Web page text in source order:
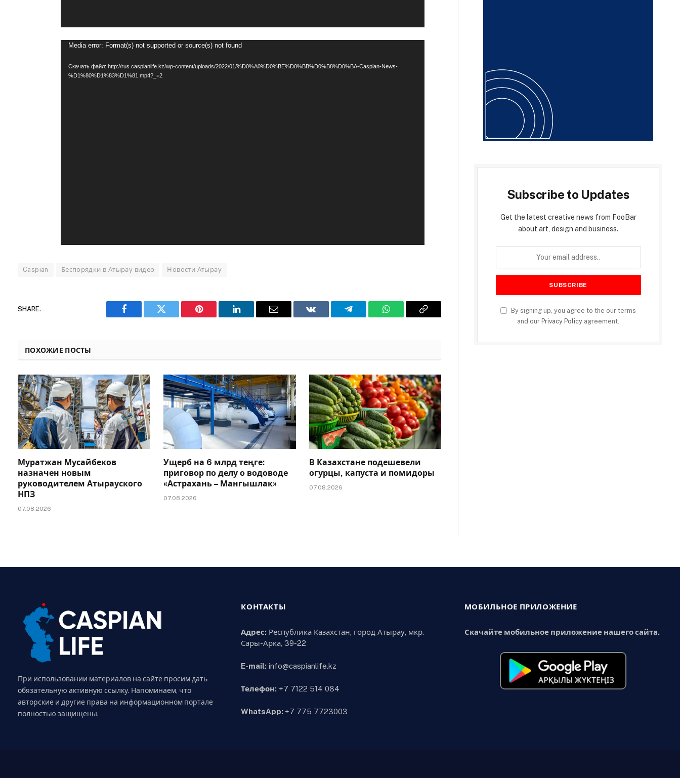
Видеоплеер
Media error: Format(s) not supported or source(s) not found
Скачать файл: http://rus.caspianlife.kz/wp-content/uploads/2022/01/%D0%A0%D0%BE%D0%BB%D0%B8%D0%BA-Caspian-News-
%D1%80%D1%83%D1%81.mp4?_=2
Caspian Беспорядки в Атырау видео Новости Атырау
SHARE.
Facebook Twitter Pinterest LinkedIn Email VKontakteTelegram WhatsAppCopy
ПОХОЖИЕ ПОСТЫ
Муратжан Мусайбеков
назначен новым
руководителем Атырауского
НПЗ
07.08.2026
Ущерб на 6 млрд теңге:
приговор по делу о водоводе
«Астрахань – Мангышлак»
07.08.2026
В Казахстане подешевели
огурцы, капуста и помидоры
07.08.2026
Subscribe to Updates
Get the latest creative news from FooBar
about art, design and business.
By signing up, you agree to the our terms
and our Privacy Policy agreement.
При использовании материалов на сайте просим дать
обязательную активную ссылку. Напоминаем, что
авторские и другие права на информационном портале
полностью защищены.
КОНТАКТЫ
Адрес: Республика Казахстан, город Атырау, мкр.
Сары-Арка, 39-22
E-mail: info@caspianlife.kz
Телефон: +7 7122 514 084
WhatsApp: +7 775 7723003
МОБИЛЬНОЕ ПРИЛОЖЕНИЕ
Скачайте мобильное приложение нашего сайта.